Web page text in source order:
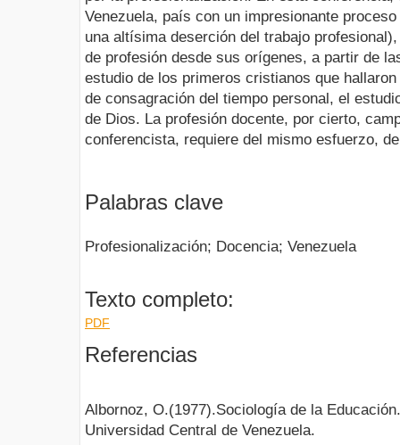
Venezuela, país con un impresionante
una altísima deserción del trabajo
de profesión desde sus orígenes, a partir de
estudio de los primeros cristianos que
de consagración del tiempo personal, el
de Dios. La profesión docente, por cierto,
conferencista, requiere del mismo esfuerzo,
Palabras clave
Profesionalización; Docencia; Venezuela
Texto completo:
PDF
Referencias
Albornoz, O.(1977).Sociología de la
Universidad Central de Venezuela.